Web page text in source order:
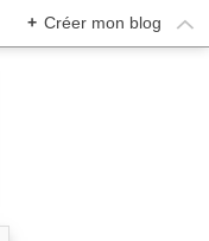
+ Créer mon blog